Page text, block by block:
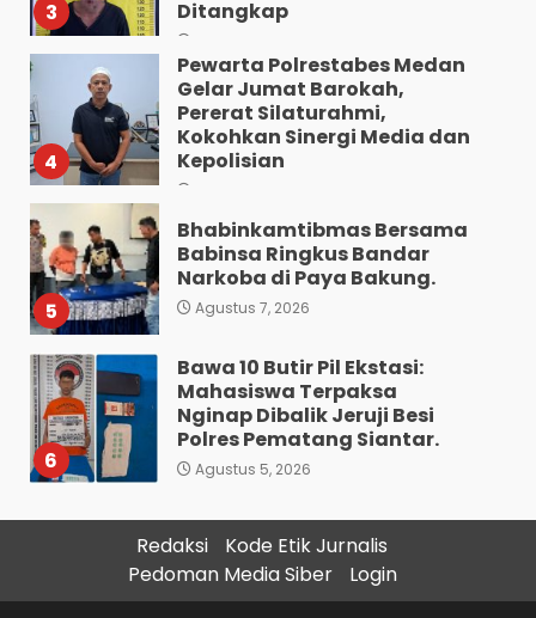
3
Ditangkap
4
Pewarta Polrestabes Medan
Gelar Jumat Barokah,
Pererat Silaturahmi,
Kokohkan Sinergi Media dan
Kepolisian
5
Bhabinkamtibmas Bersama
Babinsa Ringkus Bandar
Narkoba di Paya Bakung.
Agustus 7, 2026
6
Bawa 10 Butir Pil Ekstasi:
Mahasiswa Terpaksa
Nginap Dibalik Jeruji Besi
Polres Pematang Siantar.
Agustus 5, 2026
7
Pengedar 18 Butir Pil Ekstasi
Meringkuk Dibalik Jeruji Besi
Polres Pematang Siantar
Agustus 5, 2026
Redaksi
Kode Etik Jurnalis
Pedoman Media Siber
Login